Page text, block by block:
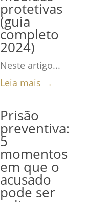
protetivas
(guia
completo
2024)
Neste artigo...
Leia mais →
Prisão
preventiva:
5
momentos
em que o
acusado
pode ser